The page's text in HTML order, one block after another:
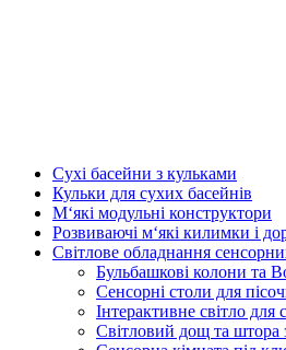
Сухі басейни з кульками
Кульки для сухих басейнів
М‘які модульні конструктори
Розвиваючі м‘які килимки і
Світлове обладнання
Бульбашкові колони та
Сенсорні столи для
Інтерактивне світло для
Світловий дощ та штора